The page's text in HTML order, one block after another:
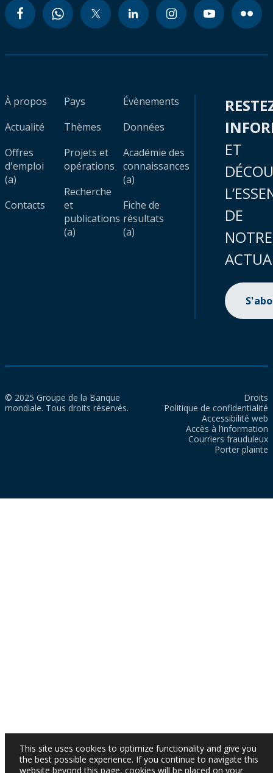
À propos
Actualité
Offres
d'emploi
(a)
Contacts
Pays
Thèmes
Projets et
opérations
Recherche
et
publications
(a)
Évènements
Données
Académie des
connaissances
(a)
Fiche de
résultats
(a)
ET
DE
NOTRE
© 2025 Groupe de la Banque
mondiale. Tous droits réservés.
Droits
Politique de confidentialité
Accessibilité web
Accès à l’information
Courriers frauduleux
Porter plainte
This site uses cookies to optimize functionality and give you
the best possible experience. If you continue to navigate this
website beyond this page, cookies will be placed on your